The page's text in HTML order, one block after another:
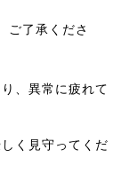
了承くださ
、異常に疲れて
く見守ってくだ